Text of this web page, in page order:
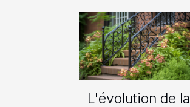
L'évolution de la